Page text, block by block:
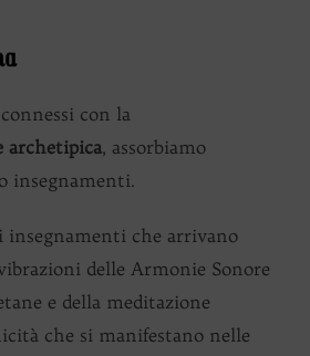
con la
archetipica, assorbiamo
insegnamenti.
insegnamenti che arrivano
delle Armonie Sonore
e della meditazione
che si manifestano nelle